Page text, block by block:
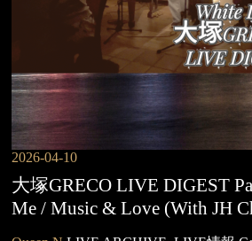
2026-04-10
大塚GRECO LIVE DIGEST
Me / Music & Love (With JH